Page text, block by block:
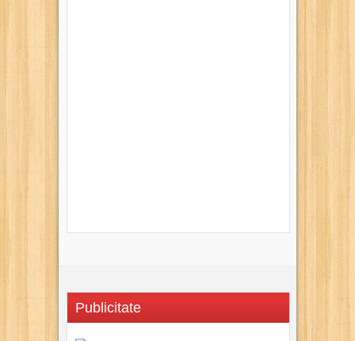
Publicitate